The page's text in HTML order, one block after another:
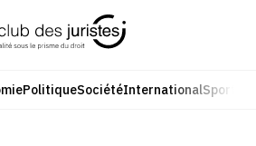
PolitiqueSociétéInternationalSport